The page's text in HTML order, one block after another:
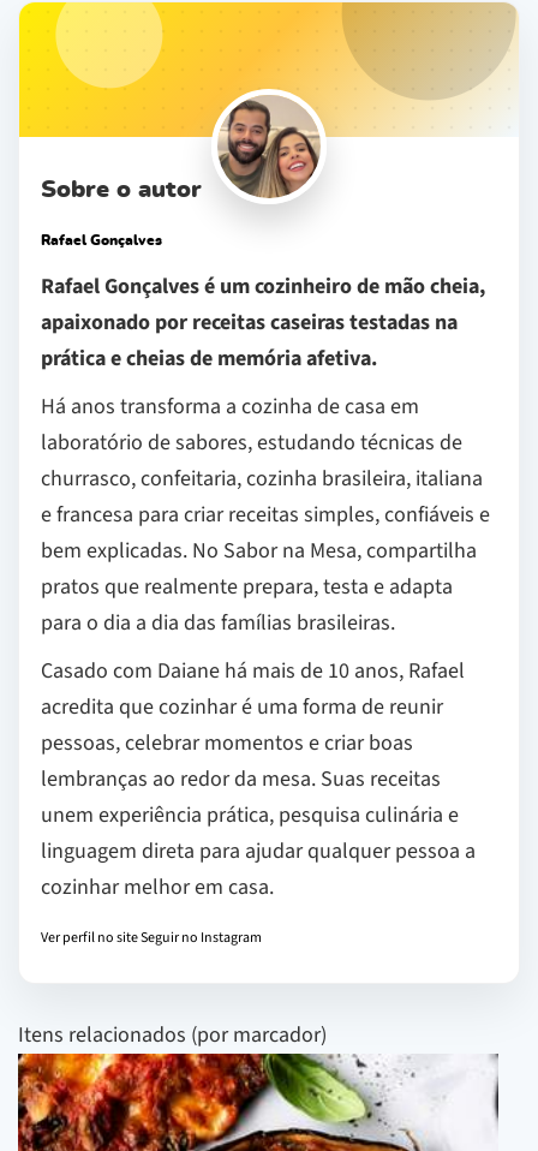
Sobre o autor
Rafael Gonçalves
Rafael Gonçalves é um cozinheiro de mão cheia,
apaixonado por receitas caseiras testadas na
prática e cheias de memória afetiva.
Há anos transforma a cozinha de casa em
laboratório de sabores, estudando técnicas de
churrasco, confeitaria, cozinha brasileira, italiana
e francesa para criar receitas simples, confiáveis e
bem explicadas. No Sabor na Mesa, compartilha
pratos que realmente prepara, testa e adapta
para o dia a dia das famílias brasileiras.
Casado com Daiane há mais de 10 anos, Rafael
acredita que cozinhar é uma forma de reunir
pessoas, celebrar momentos e criar boas
lembranças ao redor da mesa. Suas receitas
unem experiência prática, pesquisa culinária e
linguagem direta para ajudar qualquer pessoa a
cozinhar melhor em casa.
Ver perfil no siteSeguir no Instagram
Itens relacionados (por marcador)